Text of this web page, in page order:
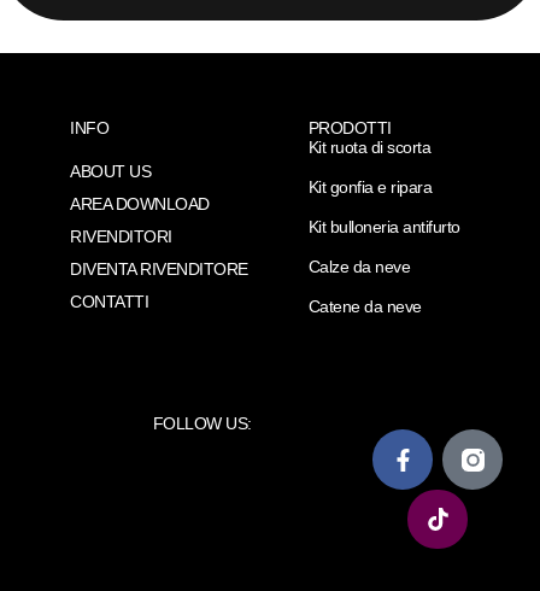
INFO
ABOUT US
AREA DOWNLOAD
RIVENDITORI
DIVENTA RIVENDITORE
CONTATTI
PRODOTTI
Kit ruota di scorta
Kit gonfia e ripara
Kit bulloneria antifurto
Calze da neve
Catene da neve
FOLLOW US: